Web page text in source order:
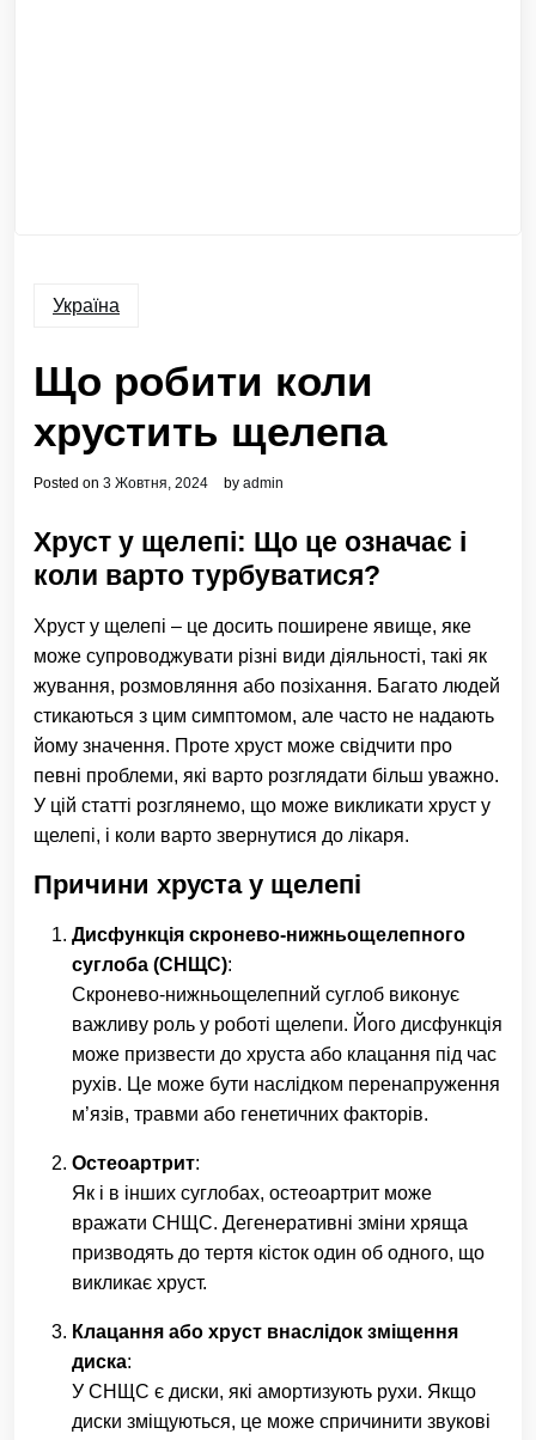
Україна
Що робити коли
хрустить щелепа
Posted on 3 Жовтня, 2024 by admin
Хруст у щелепі: Що це означає і
коли варто турбуватися?
Хруст у щелепі – це досить поширене явище, яке
може супроводжувати різні види діяльності, такі як
жування, розмовляння або позіхання. Багато людей
стикаються з цим симптомом, але часто не надають
йому значення. Проте хруст може свідчити про
певні проблеми, які варто розглядати більш уважно.
У цій статті розглянемо, що може викликати хруст у
щелепі, і коли варто звернутися до лікаря.
Причини хруста у щелепі
Дисфункція скронево-нижньощелепного
суглоба (СНЩС):
Скронево-нижньощелепний суглоб виконує
важливу роль у роботі щелепи. Його дисфункція
може призвести до хруста або клацання під час
рухів. Це може бути наслідком перенапруження
м’язів, травми або генетичних факторів.
Остеоартрит:
Як і в інших суглобах, остеоартрит може
вражати СНЩС. Дегенеративні зміни хряща
призводять до тертя кісток один об одного, що
викликає хруст.
Клацання або хруст внаслідок зміщення
диска:
У СНЩС є диски, які амортизують рухи. Якщо
диски зміщуються, це може спричинити звукові